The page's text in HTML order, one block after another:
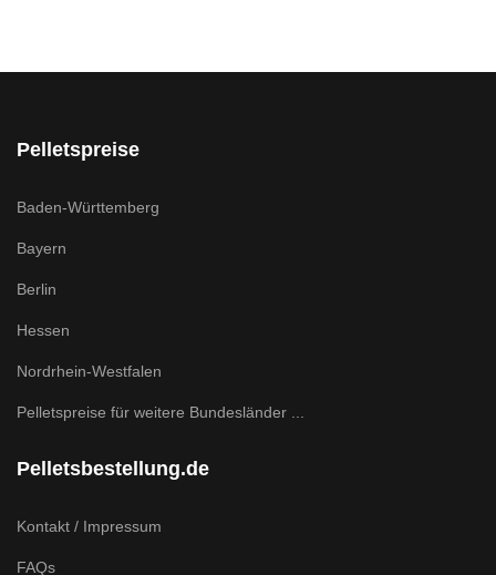
Pelletspreise
Baden-Württemberg
Bayern
Berlin
Hessen
Nordrhein-Westfalen
Pelletspreise für weitere Bundesländer ...
Pelletsbestellung.de
Kontakt / Impressum
FAQs